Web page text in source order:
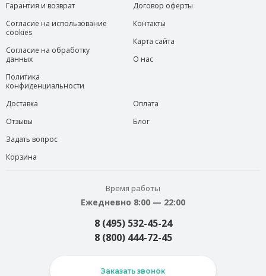
Гарантия и возврат
Согласие на использование
cookies
Согласие на обработку
данных
Политика
конфиденциальности
Договор оферты
Контакты
Карта сайта
О нас
Доставка
Отзывы
Задать вопрос
Корзина
Оплата
Блог
Время работы
Ежедневно 8:00 — 22:00
8 (495) 532-45-24
8 (800) 444-72-45
Заказать звонок